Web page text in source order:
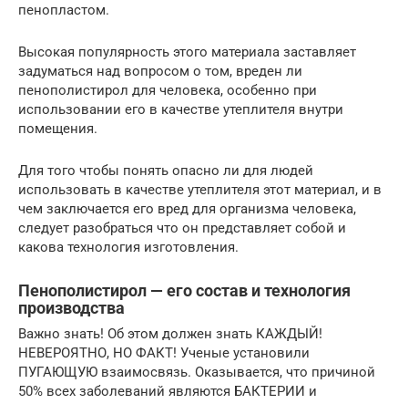
пенопластом.
Высокая популярность этого материала заставляет
задуматься над вопросом о том, вреден ли
пенополистирол для человека, особенно при
использовании его в качестве утеплителя внутри
помещения.
Для того чтобы понять опасно ли для людей
использовать в качестве утеплителя этот материал, и в
чем заключается его вред для организма человека,
следует разобраться что он представляет собой и
какова технология изготовления.
Пенополистирол — его состав и технология
производства
Важно знать! Об этом должен знать КАЖДЫЙ!
НЕВЕРОЯТНО, НО ФАКТ! Ученые установили
ПУГАЮЩУЮ взаимосвязь. Оказывается, что причиной
50% всех заболеваний являются БАКТЕРИИ и